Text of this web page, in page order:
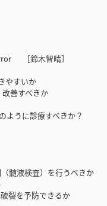
［鈴木智晴］
すいか
善すべきか
ように診療すべきか？
液検査）を行うべきか
を予防できるか